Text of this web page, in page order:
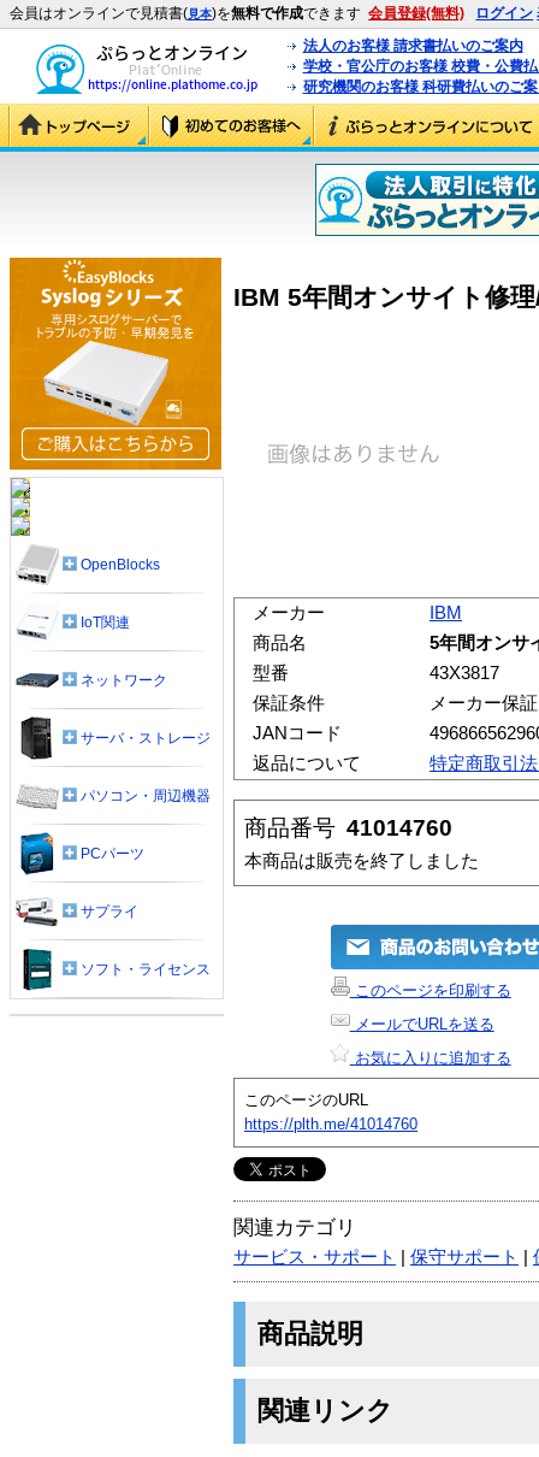
会員はオンラインで見積書(見本)を無料で作成できます 会員登録(無料) ログイン
法人のお客様 請求書払いのご案内
学校・官公庁のお客様 校費・公費
研究機関のお客様 科研費払いのご
IBM 5年間オンサイト修
メーカー
IBM
商品名
5年間オンサ
型番
43X3817
保証条件
メーカー保証
JANコード
返品について
特定商取引
商品番号 41014760
本商品は販売を終了しました
このページを印刷する
メールでURLを送る
お気に入りに追加する
このページのURL
https://plth.me/41014760
関連カテゴリ
サービス・サポート 保守サポート
商品説明
関連リンク
OpenBlocks
IoT関連
ネットワーク
サーバ・ストレージ
パソコン・周辺機器
PCパーツ
サプライ
ソフト・ライセンス